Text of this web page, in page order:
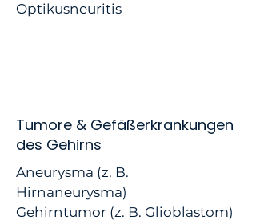
Optikusneuritis
Tumore & Gefäßerkrankungen
des Gehirns
Aneurysma (z. B.
Hirnaneurysma)
Gehirntumor (z. B. Glioblastom)